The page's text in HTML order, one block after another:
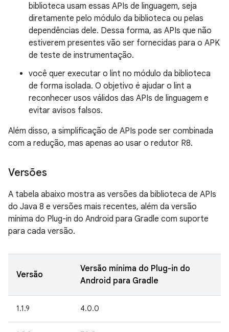
biblioteca usam essas APIs de linguagem, seja
diretamente pelo módulo da biblioteca ou pelas
dependências dele. Dessa forma, as APIs que não
estiverem presentes vão ser fornecidas para o APK
de teste de instrumentação.
você quer executar o lint no módulo da biblioteca
de forma isolada. O objetivo é ajudar o lint a
reconhecer usos válidos das APIs de linguagem e
evitar avisos falsos.
Além disso, a simplificação de APIs pode ser combinada
com a redução, mas apenas ao usar o redutor R8.
Versões
A tabela abaixo mostra as versões da biblioteca de APIs
do Java 8 e versões mais recentes, além da versão
mínima do Plug-in do Android para Gradle com suporte
para cada versão.
Versão
Versão mínima do Plug-in do
Android para Gradle
1.1.9 4.0.0